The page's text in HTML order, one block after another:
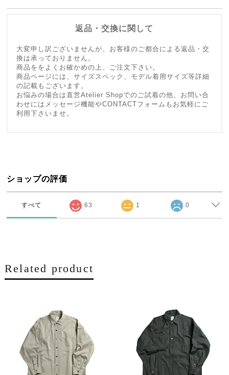
返品・交換に関して
大変申し訳ございませんが、お客様のご都合による返品・交
換は承っておりません。
商品ををよくお確かめの上、ご注文下さい。
商品ページには、サイズスペック、モデル着用サイズ等詳細
の記載もございます。
お悩みの場合は直営Atelier Shopでのご試着の他、お問い合
わせにはメッセージ機能やCONTACTフォームもお気軽にご
利用下さいませ。
ショップの評価
すべて 63 1 0
Related product